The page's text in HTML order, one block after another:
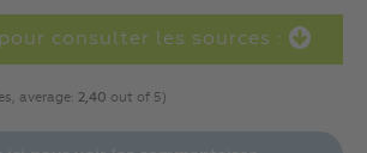
consulter les sources :
average: 2,40 out of 5)